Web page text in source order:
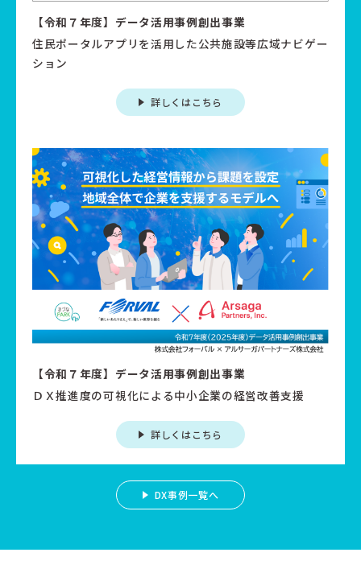
【令和７年度】データ活用事例創出事業
住民ポータルアプリを活用した公共施設等広域ナビゲー
ション
詳しくはこちら
【令和７年度】データ活用事例創出事業
ＤＸ推進度の可視化による中小企業の経営改善支援
詳しくはこちら
DX事例一覧へ